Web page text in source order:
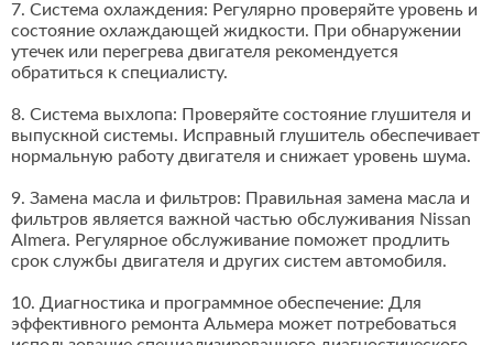
7. Система охлаждения: Регулярно проверяйте уровень и
состояние охлаждающей жидкости. При обнаружении
утечек или перегрева двигателя рекомендуется
обратиться к специалисту.
8. Система выхлопа: Проверяйте состояние глушителя и
выпускной системы. Исправный глушитель обеспечивает
нормальную работу двигателя и снижает уровень шума.
9. Замена масла и фильтров: Правильная замена масла и
фильтров является важной частью обслуживания Nissan
Almera. Регулярное обслуживание поможет продлить
срок службы двигателя и других систем автомобиля.
10. Диагностика и программное обеспечение: Для
эффективного ремонта Альмера может потребоваться